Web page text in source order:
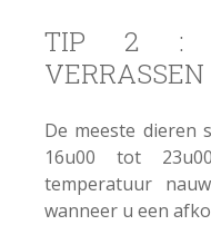
TIP 2 :
VERRASSEN
De meeste dieren
16u00 tot
temperatuur
wanneer u een